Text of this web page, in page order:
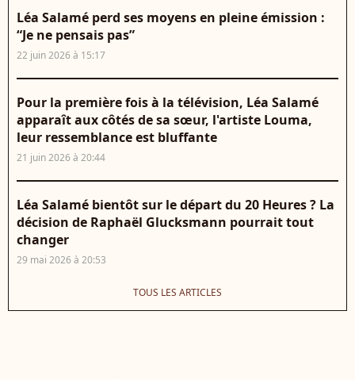
Léa Salamé perd ses moyens en pleine émission :
“Je ne pensais pas”
22 juin 2026 à 15:17
Pour la première fois à la télévision, Léa Salamé
apparaît aux côtés de sa sœur, l'artiste Louma,
leur ressemblance est bluffante
21 juin 2026 à 20:44
Léa Salamé bientôt sur le départ du 20 Heures ? La
décision de Raphaël Glucksmann pourrait tout
changer
29 mai 2026 à 20:53
TOUS LES ARTICLES